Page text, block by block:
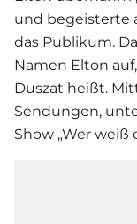
und begeisterte
das Publikum.
Namen Elton
Duszat heißt.
Sendungen,
Show „Wer weiß